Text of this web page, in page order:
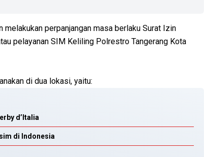
melakukan perpanjangan masa berlaku Surat Izin
pelayanan SIM Keliling Polrestro Tangerang Kota
di dua lokasi, yaitu:
d’Italia
di Indonesia